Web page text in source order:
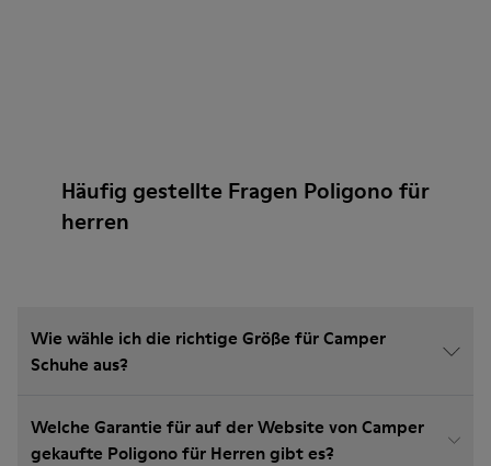
Häufig gestellte Fragen Poligono für
herren
Wie wähle ich die richtige Größe für Camper
Schuhe aus?
Welche Garantie für auf der Website von Camper
gekaufte Poligono für Herren gibt es?